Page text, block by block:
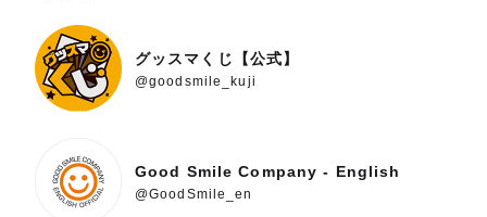
グッスマくじ【公式】
@goodsmile_kuji
Good Smile Company - English
@GoodSmile_en